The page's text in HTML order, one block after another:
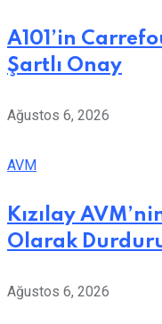
A101’in
Şartlı Onay
Ağustos 6, 2026
AVM
Kızılay
Olarak
Ağustos 6, 2026